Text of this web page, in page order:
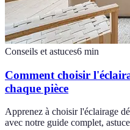
Conseils et astuces6 min
Comment choisir
chaque pièce
Apprenez à choisir l'éclairage
avec notre guide complet,